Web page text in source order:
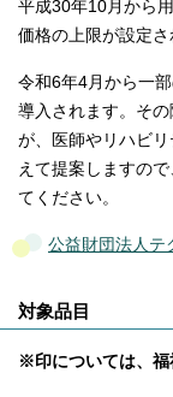
平成30年10月から
価格の上限が設定さ
令和6年4月から一
導入されます。そ
が、医師やリハビ
えて提案しますの
てください。
公益財団法人テ
対象品目
※印については、福